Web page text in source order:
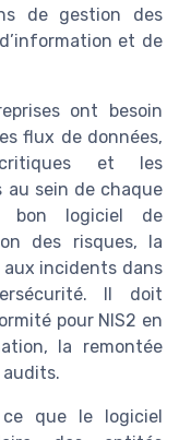
de gestion des
et de
ont besoin
flux de données,
critiques et les
sein de chaque
bon logiciel de
des risques, la
incidents dans
Il doit
pour NIS2 en
la remontée
que le logiciel